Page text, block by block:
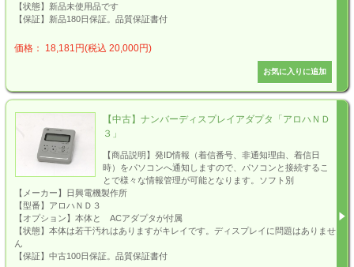
【状態】新品未使用品です
【保証】新品180日保証。品質保証書付
価格： 18,181円(税込 20,000円)
【中古】ナンバーディスプレイアダプタ「アロハＮＤ
３」
【商品説明】発ID情報（着信番号、非通知理由、着信日
時）をパソコンへ通知しますので、パソコンと接続するこ
とで様々な情報管理が可能となります。ソフト別
【メーカー】日興電機製作所
【型番】アロハＮＤ３
【オプション】本体と ACアダプタが付属
【状態】本体は若干汚れはありますがキレイです。ディスプレイに問題はありませ
ん
【保証】中古100日保証。品質保証書付